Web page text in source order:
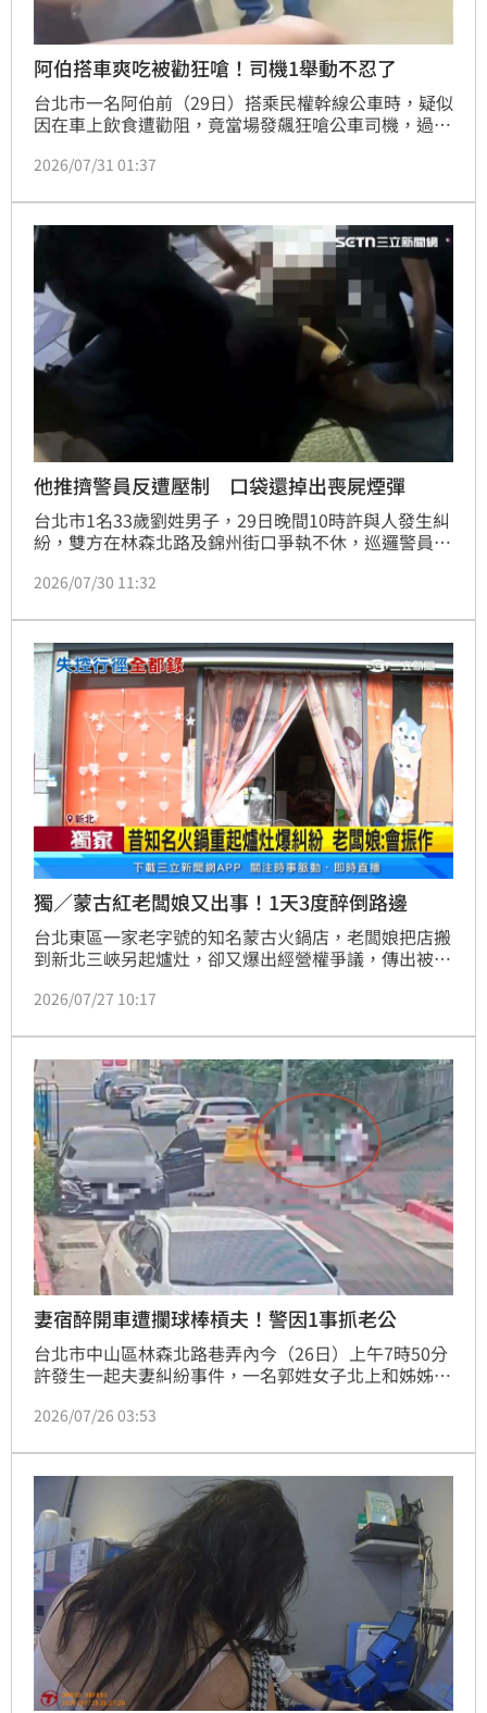
阿伯搭車爽吃被勸狂嗆！司機1舉動不忍了
台北市一名阿伯前（29日）搭乘民權幹線公車時，疑似
因在車上飲食遭勸阻，竟當場發飆狂嗆公車司機，過程
間引發討論。由於該名戴帽阿伯坐在博愛座上不斷高聲
導後仍不聽，司機隨後直接將公車開往派出所求助，最
後由警方將阿伯帶下車，
2026/07/31 01:37
他推擠警員反遭壓制 口袋還掉出喪屍煙彈
台北市1名33歲劉姓男子，29日晚間10時許與人發生糾
紛，雙方在林森北路及錦州街口爭執不休，巡邏警員發
在地，此時劉男口袋掉出喪屍煙彈，當場人贓俱獲，警
2026/07/30 11:32
獨／蒙古紅老闆娘又出事！1天3度醉倒路邊
台北東區一家老字號的知名蒙古火鍋店，老闆娘把店搬
到新北三峽另起爐灶，卻又爆出經營權爭議，傳出被迫
3度到場。
2026/07/27 10:17
妻宿醉開車遭攔球棒槓夫！警因1事抓老公
台北市中山區林森北路巷弄內今（26日）上午7時50分
許發生一起夫妻糾紛事件，一名郭姓女子北上和姊姊工
心其酒意未退，緊急上前阻攔。然而，郭女竟氣得掏出
後，發現現場無人受傷，但因郭女領有保護令，羅男的
阻攔行為已違反規定，當場將他逮捕並移送台北地檢署
偵辦。
2026/07/26 03:53